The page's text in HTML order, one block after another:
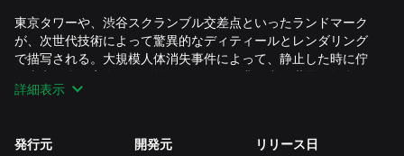
東京タワーや、渋谷スクランブル交差点といったランドマーク
が、次世代技術によって驚異的なディティールとレンダリング
で描写される。大規模人体消失事件によって、静止した時に佇
む東京の街。実在をあざ笑うかのような非日常の世界を舞台
に、決死行が始まる。
超常の元素を操る強烈な能力
詳細表示
発行元 開発元 リリース日